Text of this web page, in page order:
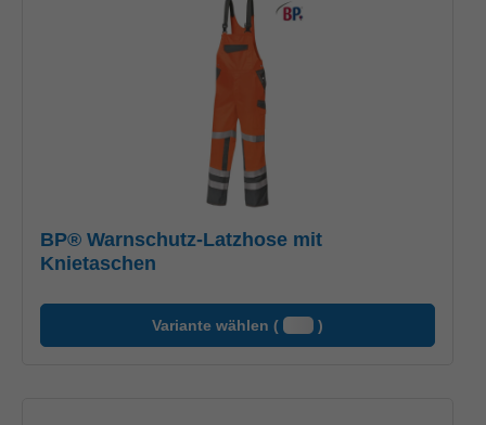
BP® Warnschutz-Latzhose mit
Knietaschen
Variante wählen ( )